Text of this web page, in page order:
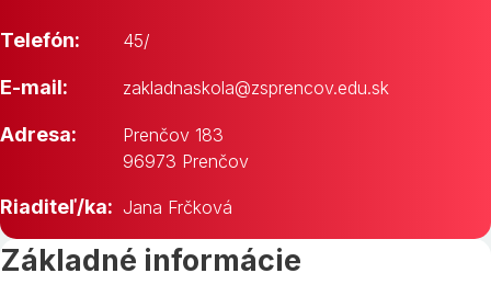
Telefón: 45/
E-mail: zakladnaskola@zsprencov.edu.sk
Adresa:
Prenčov 183
96973 Prenčov
Riaditeľ/ka: Jana Frčková
Základné informácie